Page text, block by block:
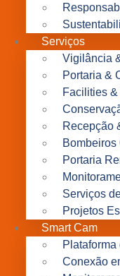
Serviços
Vigilância
Portaria &
Facilities
Recepção
Portaria
Serviços
Projetos
Smart Cam
Conexão